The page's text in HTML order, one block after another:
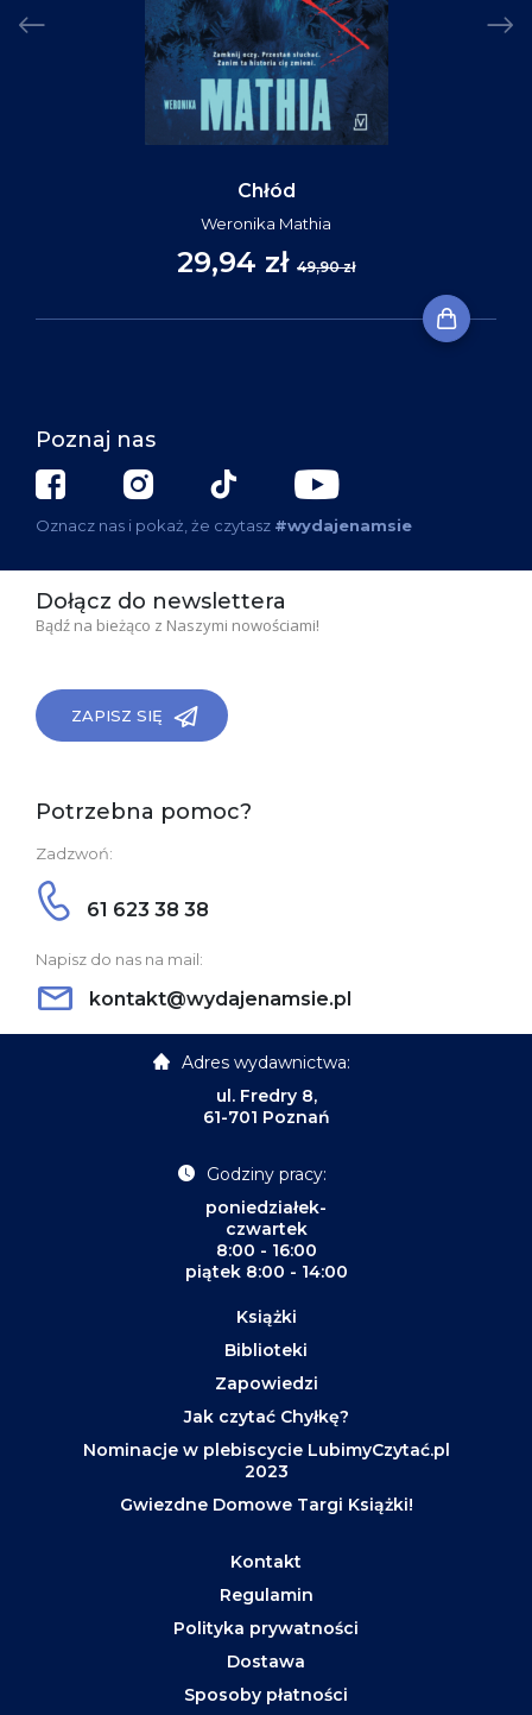
Chłód
Weronika Mathia
29,94 zł 49,90 zł
Poznaj nas
Oznacz nas i pokaż, że czytasz #wydajenamsie
Dołącz do newslettera
Bądź na bieżąco z Naszymi nowościami!
ZAPISZ SIĘ
Potrzebna pomoc?
Zadzwoń:
61 623 38 38
Napisz do nas na mail:
kontakt@wydajenamsie.pl
Adres wydawnictwa:
ul. Fredry 8,
61-701 Poznań
Godziny pracy:
poniedziałek-
czwartek
8:00 - 16:00
piątek 8:00 - 14:00
Książki
Biblioteki
Zapowiedzi
Jak czytać Chyłkę?
Nominacje w plebiscycie LubimyCzytać.pl
2023
Gwiezdne Domowe Targi Książki!
Kontakt
Regulamin
Polityka prywatności
Dostawa
Sposoby płatności